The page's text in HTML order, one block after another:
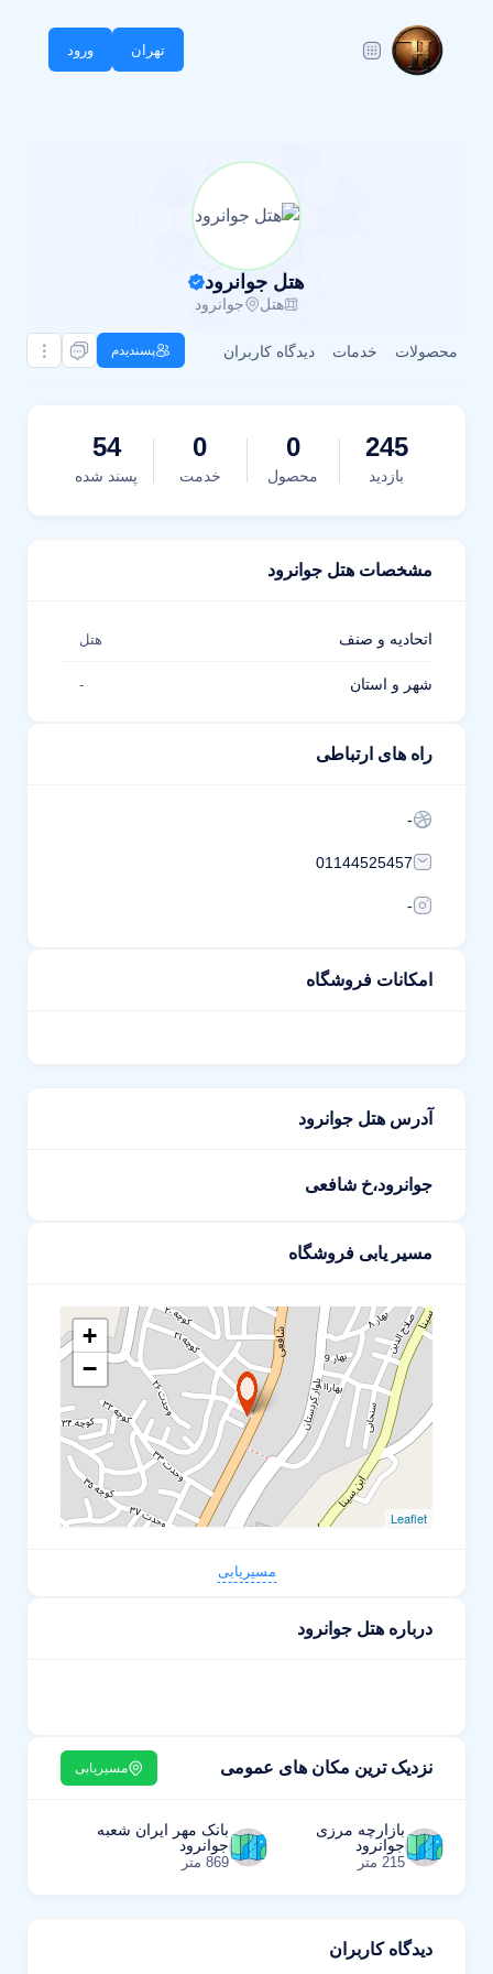
تهران ورود
هتل جوانرود
هتل جوانرود
محصولات خدمات دیدگاه کاربران پسندیدم
245
بازدید
0
محصول
0
خدمت
54
پسند شده
مشخصات هتل جوانرود
اتحادیه و صنف هتل
شهر و استان -
راه های ارتباطی
-
01144525457
-
امکانات فروشگاه
آدرس هتل جوانرود
جوانرود،خ شافعی
مسیر یابی فروشگاه
+
−
Leaflet
مسیریابی
درباره هتل جوانرود
نزدیک ترین مکان های عمومی مسیریابی
بازارچه مرزی
جوانرود
215 متر
بانک مهر ایران شعبه
جوانرود
869 متر
دیدگاه کاربران